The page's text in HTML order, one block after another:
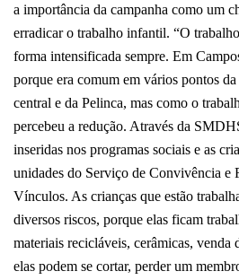
a importância da campanha como um
erradicar o trabalho infantil. “O
forma intensificada sempre. Em
porque era comum em vários pontos
central e da Pelinca, mas como o
percebeu a redução. Através da
inseridas nos programas sociais e as
unidades do Serviço de Convivência e
Vínculos. As crianças que estão
diversos riscos, porque elas ficam
materiais recicláveis, cerâmicas, venda
elas podem se cortar, perder um